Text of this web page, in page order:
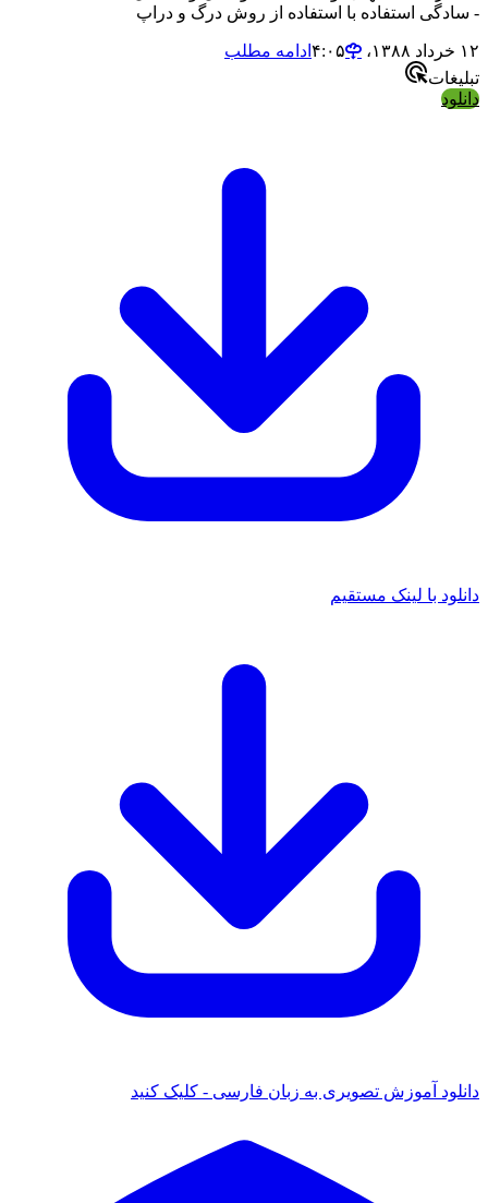
استفاده با استفاده از روش درگ و دراپ
ادامه مطلب
با لینک مستقیم
آموزش تصویری به زبان فارسی - کلیک کنید